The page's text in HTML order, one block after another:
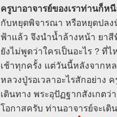
ครูบาอาจารย์ของเราท่านก็ห
กับหยุดพิจารณา หรือหยุดปลง
ฟ้าแล้ว จึงนำน้ำล้างหน้า ยา
ยังไม่พูดว่าใครเป็นอะไร ? ที่
เช้าทุกครั้ง แต่วันนี้หลังจากห
หลวงปู่รอเวลาอะไรสักอย่าง
เดินทาง พระอุปัฏฐากสังเกตว่
โอกาสครับ ท่านอาจารย์จะเ